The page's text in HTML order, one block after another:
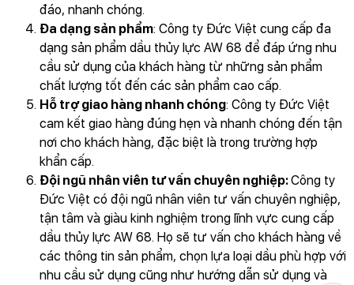
đáo, nhanh chóng.
Đa dạng sản phẩm: Công ty Đức Việt cung cấp đa
dạng sản phẩm dầu thủy lực AW 68 để đáp ứng nhu
cầu sử dụng của khách hàng từ những sản phẩm
chất lượng tốt đến các sản phẩm cao cấp.
Hỗ trợ giao hàng nhanh chóng: Công ty Đức Việt
cam kết giao hàng đúng hẹn và nhanh chóng đến tận
nơi cho khách hàng, đặc biệt là trong trường hợp
khẩn cấp.
Đội ngũ nhân viên tư vấn chuyên nghiệp:Công ty
Đức Việt có đội ngũ nhân viên tư vấn chuyên nghiệp,
tận tâm và giàu kinh nghiệm trong lĩnh vực cung cấp
dầu thủy lực AW 68. Họ sẽ tư vấn cho khách hàng về
các thông tin sản phẩm, chọn lựa loại dầu phù hợp với
nhu cầu sử dụng cũng như hướng dẫn sử dụng và